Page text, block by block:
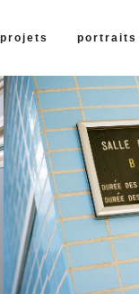
projets portraits